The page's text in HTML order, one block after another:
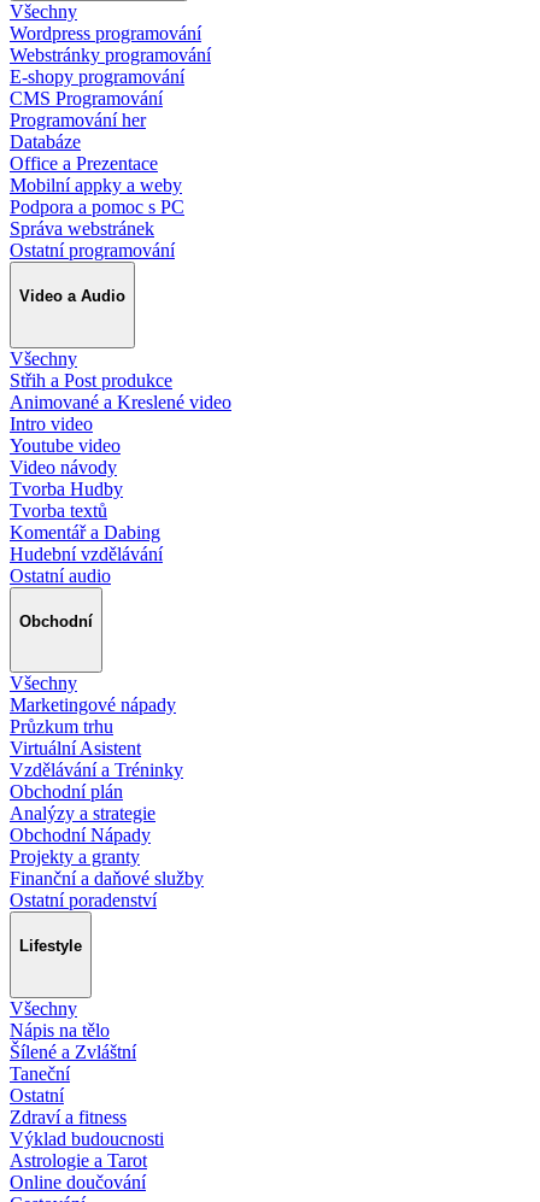
Všechny
Wordpress programování
Webstránky programování
E-shopy programování
CMS Programování
Programování her
Databáze
Office a Prezentace
Mobilní appky a weby
Podpora a pomoc s PC
Správa webstránek
Ostatní programování
Video a Audio
Všechny
Střih a Post produkce
Animované a Kreslené video
Intro video
Youtube video
Video návody
Tvorba Hudby
Tvorba textů
Komentář a Dabing
Hudební vzdělávání
Ostatní audio
Obchodní
Všechny
Marketingové nápady
Průzkum trhu
Virtuální Asistent
Vzdělávání a Tréninky
Obchodní plán
Analýzy a strategie
Obchodní Nápady
Projekty a granty
Finanční a daňové služby
Ostatní poradenství
Lifestyle
Všechny
Nápis na tělo
Šílené a Zvláštní
Taneční
Ostatní
Zdraví a fitness
Výklad budoucnosti
Astrologie a Tarot
Online doučování